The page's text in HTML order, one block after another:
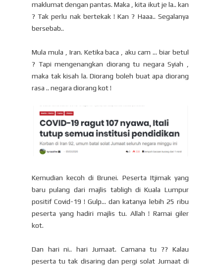
maklumat dengan pantas. Maka , kita ikut je la.. kan
? Tak perlu nak bertekak ! Kan ? Haaa.. Segalanya
bersebab..
Mula mula , Iran. Ketika baca , aku cam ... biar betul
? Tapi mengenangkan diorang tu negara Syiah ,
maka tak kisah la. Diorang boleh buat apa diorang
rasa .. negara diorang kot !
Kemudian kecoh di Brunei. Peserta Itjimak yang
baru pulang dari majlis tabligh di Kuala Lumpur
positif Covid-19 ! Gulp... dan katanya lebih 25 ribu
peserta yang hadiri majlis tu. Allah ! Ramai giler
kot.
Dan hari ni.. hari Jumaat. Camana tu ?? Kalau
peserta tu tak disaring dan pergi solat Jumaat di